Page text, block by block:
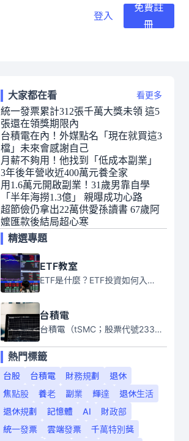
登入
免費註
冊
大家都在看 看更多
統一發票累計312張千萬大獎未領 這5
張還在領獎期限內
台積電在內！外媒點名「現在就買這3
檔」未來會感謝自己
月薪不夠用！他找到「低成本副業」
3年後年營收近400萬元養全家
用1.6萬元開啟副業！31歲男靠自學
「半年海撈1.3億」 親曝成功心路
超節儉仍拿出22萬供愛孫讀書 67歲阿
嬤匯款後結局超心寒
精選專題
ETF教室
ETF是什麼？ETF投資如何入門？本系列專題文章將會告訴你新手必須知道的ETF基礎知識。
台積電
台積電（tSMC；股票代號2330）是全球領先的半導體代工公司，成立於1987年，總部位於台灣新竹。且已於美國、日本、德國及中國設廠，台積電是全球首家專業積體電路製造服務公司，也是全球最先進和最大規模的半導體代工廠。
熱門標籤
台股
台積電 財務規劃
退休
焦點股
養老 副業 輝達
退休生活
退休規劃
記憶體 AI
財政部
統一發票
雲端發票
千萬特別獎